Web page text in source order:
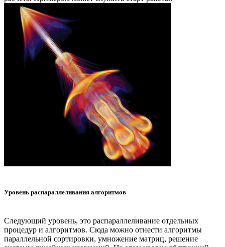
Уровень распараллеливания алгоритмов
Следующий уровень, это распараллеливание отдельных
процедур и алгоритмов. Сюда можно отнести алгоритмы
параллельной сортировки, умножение матриц, решение